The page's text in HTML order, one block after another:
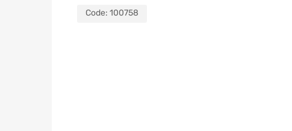
Code: 100758